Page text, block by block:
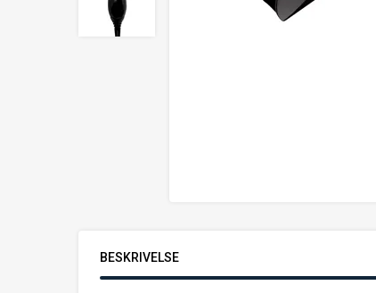
BESKRIVELSE